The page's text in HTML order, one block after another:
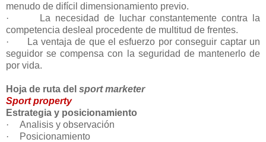
menudo de difícil dimensionamiento previo.
·
La necesidad de luchar constantemente contra la
competencia desleal procedente de multitud de frentes.
·
La ventaja de que el esfuerzo por conseguir captar un
seguidor se compensa con la seguridad de mantenerlo de
por vida.
Hoja de ruta del sport marketer
Sport property
Estrategia y posicionamiento
·
Analisis y observación
·
Posicionamiento